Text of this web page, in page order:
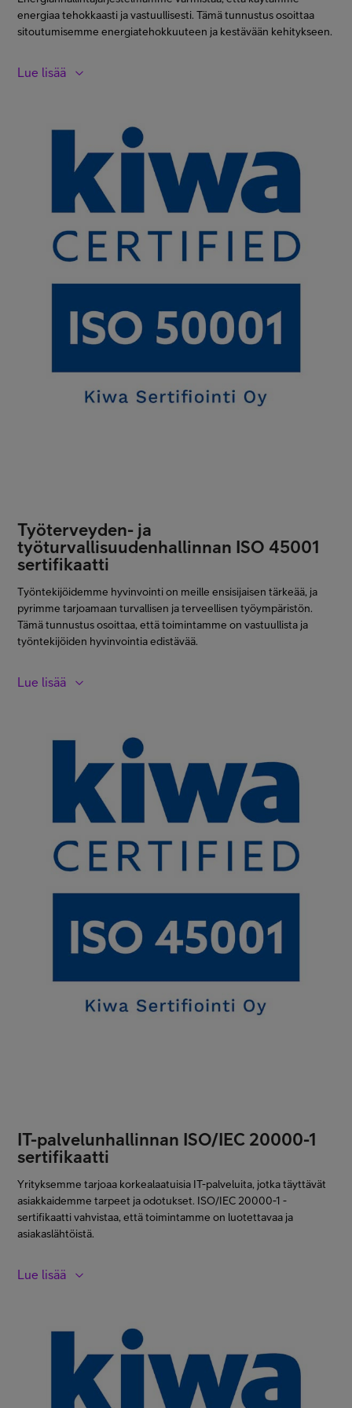
asiakkaillemme.
energiaa tehokkaasti ja vastuullisesti. Tämä tunnustus osoittaa
sitoutumisemme energiatehokkuuteen ja kestävään kehitykseen.
Lue lisää
Telia Finlandilla on energianhallinnan ISO 50001 sertifikaatti, joka
kattaa Telia Finland Oyj:n toiminnot, Telia Towers Finland Oy:n,
Telia Rooftop Oy:n toiminnot ja Telia Cygate Oy:n toiminnot.
Sertifikaatin kuvaus
energiatehokkuuttaan ja vähentämään energiankulutusta sekä
kustannuksia. Se tarjoaa systemaattisen menettelyn jatkuvaan
parantamiseen.
Työterveyden- ja
työturvallisuudenhallinnan ISO 45001
sertifikaatti
Työntekijöidemme hyvinvointi on meille ensisijaisen tärkeää, ja
pyrimme tarjoamaan turvallisen ja terveellisen työympäristön.
Tämä tunnustus osoittaa, että toimintamme on vastuullista ja
työntekijöiden hyvinvointia edistävää.
Lue lisää
Telia Finlandilla on työterveyden- ja työturvallisuudenhallinnan
ISO 45001 sertifikaatti, joka kattaa Telia Finland Oyj:n toiminnot,
Telia Towers Finland Oy:n, Telia Rooftop Oy:n toiminnot ja Telia
Sertifikaatin kuvaus
Sen tavoitteena on parantaa työntekijöiden terveyttä ja
turvallisuutta, vähentää työpaikkojen riskejä sekä luoda
terveellisempiä ja turvallisempia työolosuhteita.
ISO 45001 -sertifikaatin avulla tavoitteemme on tarjota
turvallinen ja terveellinen työpaikka ja parantaa sitä jatkuvasti.
Tämä saavutetaan varmistamalla työympäristön ja -prosessien
järjestelmälliseen toimintatapaan, joka on osa päivittäistä
toimintaamme. Esihenkilöiden vastuulla on näyttää hyvää
kertoa työntekijöille, miten tämä vaikuttaa heidän ja vierailijoiden
hyvinvointiin sekä liiketoiminnan kannattavuuteen.
IT-palvelunhallinnan ISO/IEC 20000-1
sertifikaatti
Yrityksemme tarjoaa korkealaatuisia IT-palveluita, jotka täyttävät
asiakkaidemme tarpeet ja odotukset. ISO/IEC 20000-1 -
sertifikaatti vahvistaa, että toimintamme on luotettavaa ja
asiakaslähtöistä.
Lue lisää
Telia Finlandin IT-palvelunhallinnan ISO/IEC 20000-1 sertifikaatti
kattaa yrityksille toimitettavat Service Desk -palvelut ja